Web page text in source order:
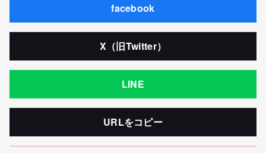
facebook
X（旧Twitter）
LINE
URLをコピー